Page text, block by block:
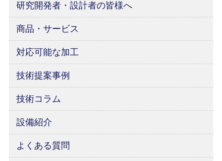
研究開発者・設計者の皆様へ
商品・サービス
対応可能な加工
技術提案事例
技術コラム
設備紹介
よくある質問